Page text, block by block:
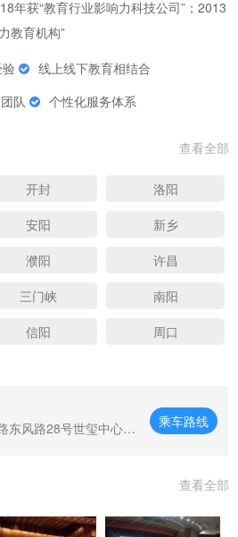
年获“教育行业影响力科技公司”；2013
教育机构”
线上线下教育相结合
队
个性化服务体系
查看全部
开封
洛阳
安阳
新乡
濮阳
许昌
三门峡
南阳
信阳
周口
东风路28号世玺中心31
乘车路线
查看全部